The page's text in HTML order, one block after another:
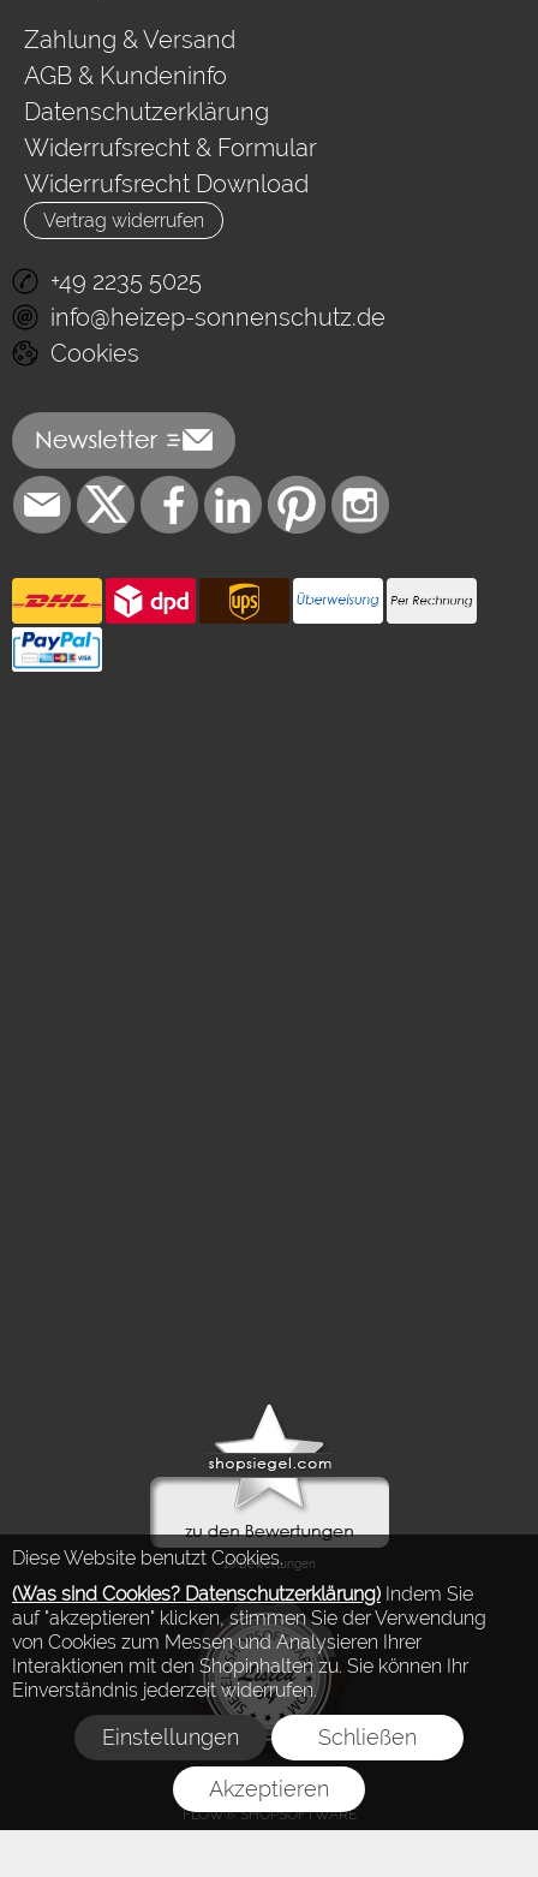
Diese Website benutzt Cookies.
(Was sind Cookies? Datenschutzerklärung) Indem Sie
auf "akzeptieren" klicken, stimmen Sie der Verwendung
von Cookies zum Messen und Analysieren Ihrer
Interaktionen mit den Shopinhalten zu. Sie können Ihr
Einverständnis jederzeit widerrufen.
Einstellungen Schließen
Akzeptieren
Zahlung & Versand
AGB & Kundeninfo
Datenschutzerklärung
Widerrufsrecht & Formular
Widerrufsrecht Download
Vertrag widerrufen
+49 2235 5025
info@heizep-sonnenschutz.de
Cookies
FLOW® SHOPSOFTWARE